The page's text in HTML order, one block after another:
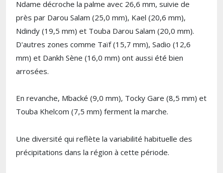
Ndame décroche la palme avec 26,6 mm, suivie de
près par Darou Salam (25,0 mm), Kael (20,6 mm),
Ndindy (19,5 mm) et Touba Darou Salam (20,0 mm).
D'autres zones comme Taïf (15,7 mm), Sadio (12,6
mm) et Dankh Sène (16,0 mm) ont aussi été bien
arrosées.
En revanche, Mbacké (9,0 mm), Tocky Gare (8,5 mm) et
Touba Khelcom (7,5 mm) ferment la marche.
Une diversité qui reflète la variabilité habituelle des
précipitations dans la région à cette période.